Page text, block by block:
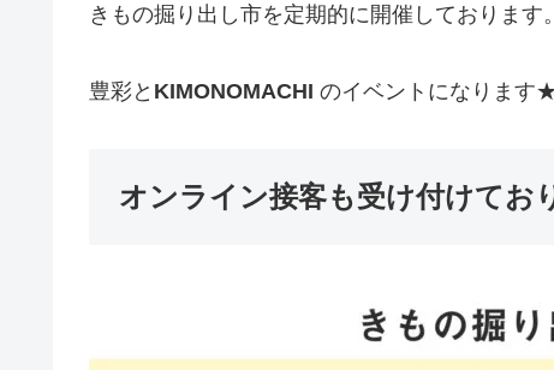
きもの掘り出し市を定期的に開催しております。
豊彩と KIMONOMACHI のイベントになります
オンライン接客も受け付けてお